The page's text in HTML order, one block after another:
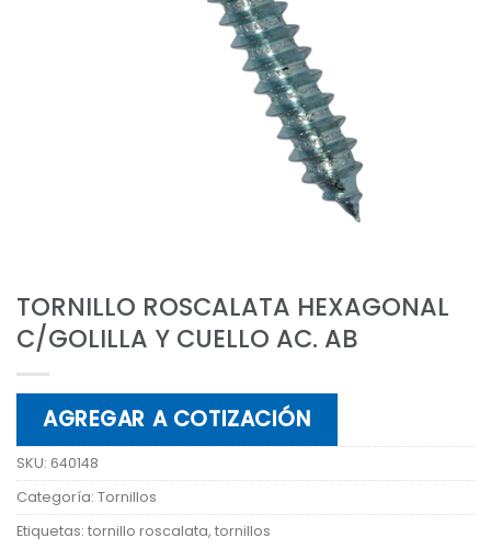
TORNILLO ROSCALATA HEXAGONAL
C/GOLILLA Y CUELLO AC. AB
AGREGAR A COTIZACIÓN
SKU: 640148
Categoría: Tornillos
Etiquetas: tornillo roscalata, tornillos